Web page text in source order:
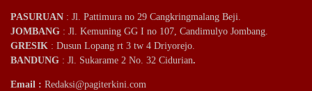
PASURUAN : Jl. Pattimura no 29 Cangkringmalang Beji.
JOMBANG : Jl. Kemuning GG I no 107, Candimulyo Jombang.
GRESIK : Dusun Lopang rt 3 tw 4 Driyorejo.
BANDUNG : Jl. Sukarame 2 No. 32 Cidurian.
Email : Redaksi@pagiterkini.com